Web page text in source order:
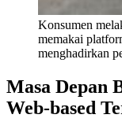
Konsumen
memakai
menghadirkan
Masa Depan
Web-based